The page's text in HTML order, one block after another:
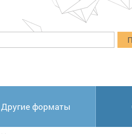
Другие форматы